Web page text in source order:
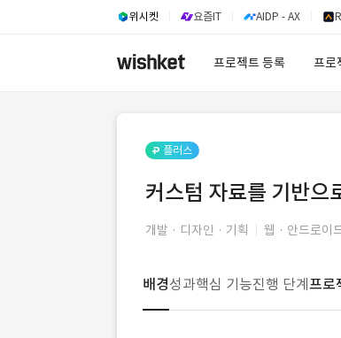
위시켓 요즘IT AIDP - AX
프로젝트 등록 프로
플러스
커스텀 자료를 기반
개발 · 디자인 · 기획 웹 · 안드로이
배경성과핵심 기능진행 단계 프로